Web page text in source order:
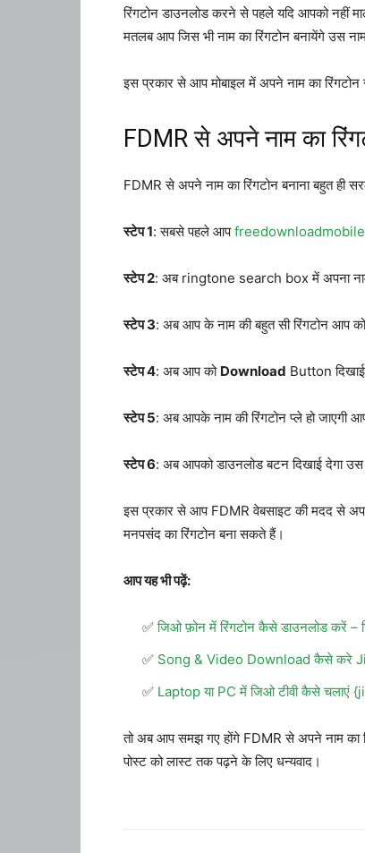
रिंगटोन डाउनलोड करने से पहले यदि आपको नहीं
मतलब आप जिस भी नाम का रिंगटोन बनायेंगे उस
इस प्रकार से आप मोबाइल में अपने नाम का
FDMR से अपने नाम का
FDMR से अपने नाम का रिंगटोन बनाना बहुत ही
स्टेप 1: सबसे पहले आप
स्टेप 2: अब ringtone search box में अपना
स्टेप 3: अब आप के नाम की बहुत सी रिंगटोन आप
स्टेप 4: अब आप को Download Button
स्टेप 5: अब आपके नाम की रिंगटोन प्ले हो
स्टेप 6: अब आपको डाउनलोड बटन दिखाई देगा
इस प्रकार से आप FDMR वेबसाइट की मदद से
मनपसंद का रिंगटोन बना सकते हैं।
आप यह भी पढ़ें:
जिओ फ़ोन में रिंगटोन कैसे डाउनलोड करें –
Song & Video Download कैसे करे
Laptop या PC में जिओ टीवी कैसे चलाएं
तो अब आप समझ गए होंगे FDMR से अपने नाम का
पोस्ट को लास्ट तक पढ़ने के लिए धन्यवाद।